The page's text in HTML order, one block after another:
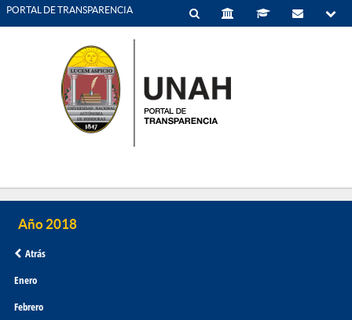
PORTAL DE TRANSPARENCIA
Atrás
Enero
Febrero